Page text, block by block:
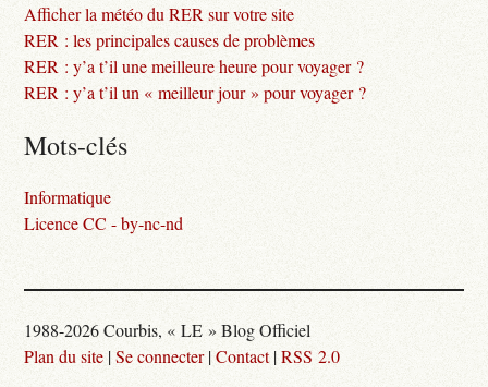
Afficher la météo du RER sur votre site
RER : les principales causes de problèmes
RER : y’a t’il une meilleure heure pour voyager ?
RER : y’a t’il un « meilleur jour » pour voyager ?
Mots-clés
Informatique
Licence CC - by-nc-nd
1988-2026 Courbis, « LE » Blog Officiel
Plan du site |Se connecter|Contact|RSS 2.0